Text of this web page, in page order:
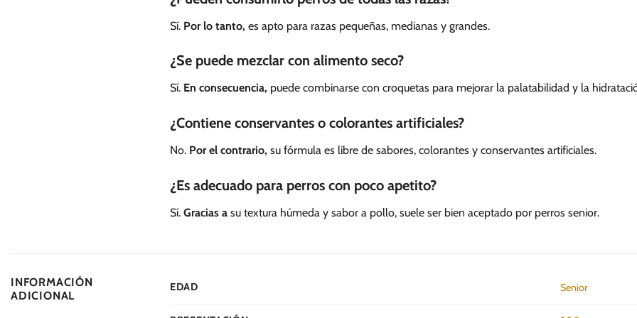
Sí. Por lo tanto, es apto para razas pequeñas, medianas y grandes.
¿Se puede mezclar con alimento seco?
Sí. En consecuencia, puede combinarse con croquetas para mejorar la palatabilidad y la
¿Contiene conservantes o colorantes artificiales?
No. Por el contrario, su fórmula es libre de sabores, colorantes y conservantes artificiales.
¿Es adecuado para perros con poco apetito?
Sí. Gracias a su textura húmeda y sabor a pollo, suele ser bien aceptado por perros senior.
INFORMACIÓN
ADICIONAL
EDAD Senior